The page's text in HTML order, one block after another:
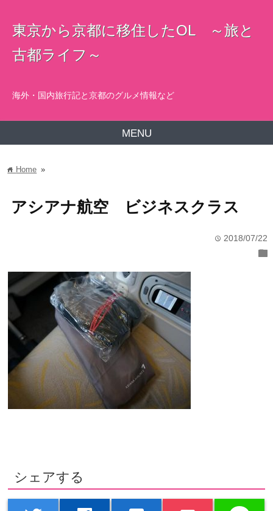
東京から京都に移住したOL ～旅と
古都ライフ～
海外・国内旅行記と京都のグルメ情報など
MENU
home Home »
アシアナ航空 ビジネスクラス
time 2018/07/22
folder
シェアする